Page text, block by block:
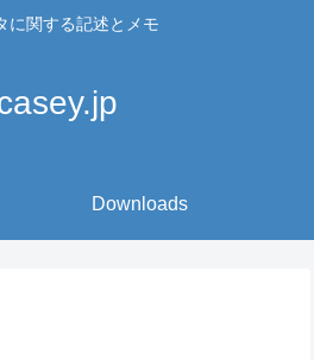
に関する記述とメモ
Downloads